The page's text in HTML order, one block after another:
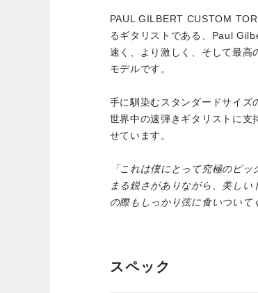
PAUL GILBERT CUSTOM
るギタリストである、Paul
速く、より激しく、そして最高
モデルです。
手に馴染むスタンダードサイズ
世界中の速弾きギタリストに
せています。
「これは僕にとって究極のピ
まる鋭さがありながら、美し
の際もしっかり弦に食いつい
スペック